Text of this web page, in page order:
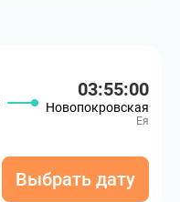
03:55:00
Новопокровская
Ея
Выбрать дату